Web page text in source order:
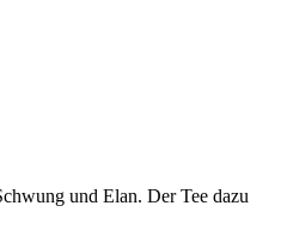
und Elan. Der Tee dazu